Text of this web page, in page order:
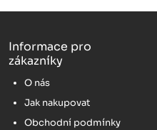
Informace pro
zákazníky
O nás
Jak nakupovat
Obchodní podmínky